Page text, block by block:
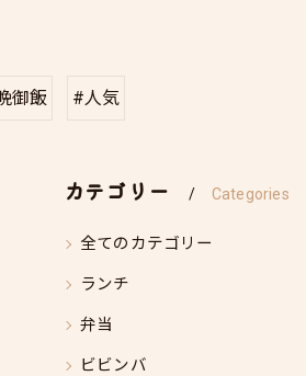
御飯 #人気
カテゴリー Categories
全てのカテゴリー
ランチ
弁当
ビビンバ